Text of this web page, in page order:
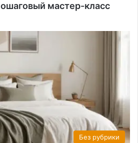
мастер-класс
Без рубрики